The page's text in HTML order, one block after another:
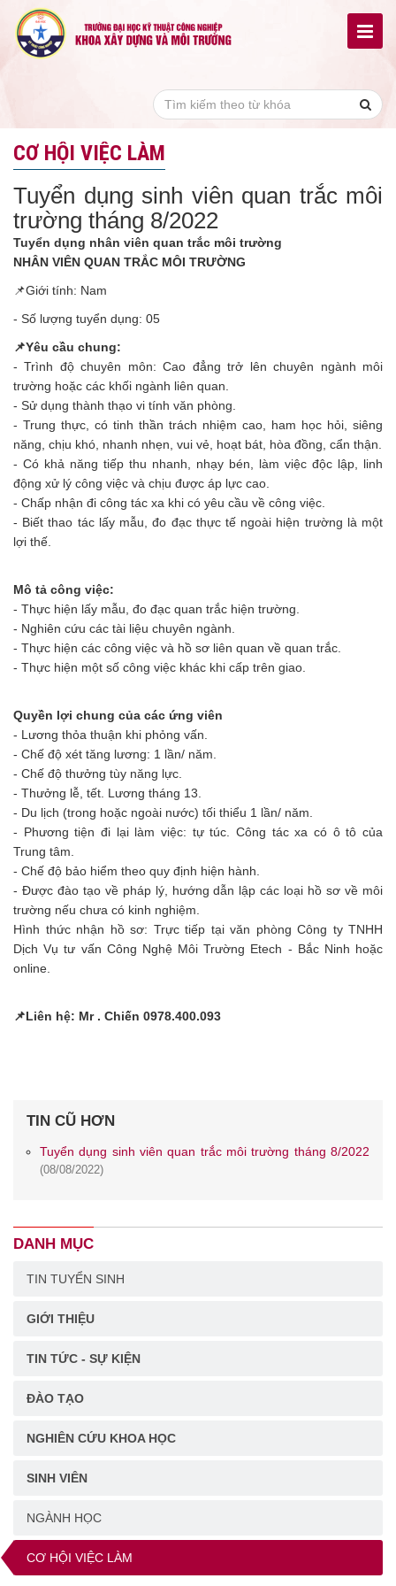
CƠ HỘI VIỆC LÀM
Tuyển dụng sinh viên quan trắc môi
trường tháng 8/2022
Tuyển dụng nhân viên quan trắc môi trường
NHÂN VIÊN QUAN TRẮC MÔI TRƯỜNG
📌Giới tính: Nam
- Số lượng tuyển dụng: 05
📌Yêu cầu chung:
- Trình độ chuyên môn: Cao đẳng trở lên chuyên ngành môi
trường hoặc các khối ngành liên quan.
- Sử dụng thành thạo vi tính văn phòng.
- Trung thực, có tinh thần trách nhiệm cao, ham học hỏi, siêng
năng, chịu khó, nhanh nhẹn, vui vẻ, hoạt bát, hòa đồng, cẩn thận.
- Có khả năng tiếp thu nhanh, nhạy bén, làm việc độc lập, linh
động xử lý công việc và chịu được áp lực cao.
- Chấp nhận đi công tác xa khi có yêu cầu về công việc.
- Biết thao tác lấy mẫu, đo đạc thực tế ngoài hiện trường là một
lợi thế.
Mô tả công việc:
- Thực hiện lấy mẫu, đo đạc quan trắc hiện trường.
- Nghiên cứu các tài liệu chuyên ngành.
- Thực hiện các công việc và hồ sơ liên quan về quan trắc.
- Thực hiện một số công việc khác khi cấp trên giao.
Quyền lợi chung của các ứng viên
- Lương thỏa thuận khi phỏng vấn.
- Chế độ xét tăng lương: 1 lần/ năm.
- Chế độ thưởng tùy năng lực.
- Thưởng lễ, tết. Lương tháng 13.
- Du lịch (trong hoặc ngoài nước) tối thiểu 1 lần/ năm.
- Phương tiện đi lại làm việc: tự túc. Công tác xa có ô tô của
Trung tâm.
- Chế độ bảo hiểm theo quy định hiện hành.
- Được đào tạo về pháp lý, hướng dẫn lập các loại hồ sơ về môi
trường nếu chưa có kinh nghiệm.
Hình thức nhận hồ sơ: Trực tiếp tại văn phòng Công ty TNHH
Dịch Vụ tư vấn Công Nghệ Môi Trường Etech - Bắc Ninh hoặc
online.
📌Liên hệ: Mr . Chiến 0978.400.093
TIN CŨ HƠN
Tuyển dụng sinh viên quan trắc môi trường tháng 8/2022
(08/08/2022)
DANH MỤC
TIN TUYỂN SINH
GIỚI THIỆU
TIN TỨC - SỰ KIỆN
ĐÀO TẠO
NGHIÊN CỨU KHOA HỌC
SINH VIÊN
NGÀNH HỌC
CƠ HỘI VIỆC LÀM